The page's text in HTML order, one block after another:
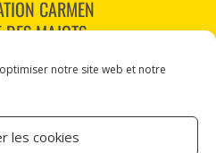
notre site web et notre
les cookies
CARMEN
MAJOTS
60 12 34 10